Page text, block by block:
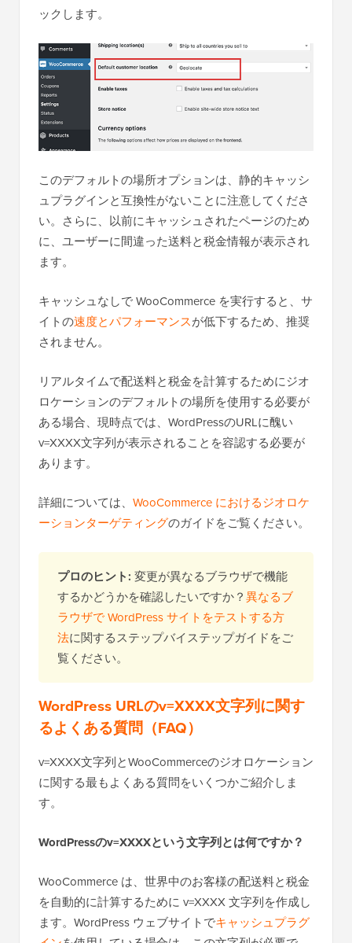
ックします。
このデフォルトの場所オプションは、静的キャッシ
ュプラグインと互換性がないことに注意してくださ
い。さらに、以前にキャッシュされたページのため
に、ユーザーに間違った送料と税金情報が表示され
ます。
キャッシュなしで WooCommerce を実行すると、サ
イトの速度とパフォーマンスが低下するため、推奨
されません。
リアルタイムで配送料と税金を計算するためにジオ
ロケーションのデフォルトの場所を使用する必要が
ある場合、現時点では、WordPressのURLに醜い
v=XXXX文字列が表示されることを容認する必要が
あります。
詳細については、 WooCommerce におけるジオロケ
ーションターゲティングのガイドをご覧ください。
プロのヒント: 変更が異なるブラウザで機能
するかどうかを確認したいですか？異なるブ
ラウザで WordPress サイトをテストする方
法に関するステップバイステップガイドをご
覧ください。
WordPress URLのv=XXXX文字列に関す
るよくある質問（FAQ）
v=XXXX文字列とWooCommerceのジオロケーション
に関する最もよくある質問をいくつかご紹介しま
す。
WordPressのv=XXXXという文字列とは何ですか？
WooCommerce は、世界中のお客様の配送料と税金
を自動的に計算するために v=XXXX 文字列を作成し
ます。WordPress ウェブサイトでキャッシュプラグ